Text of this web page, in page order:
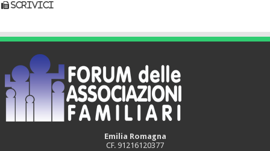
scrivici
Emilia Romagna
CF. 91216120377